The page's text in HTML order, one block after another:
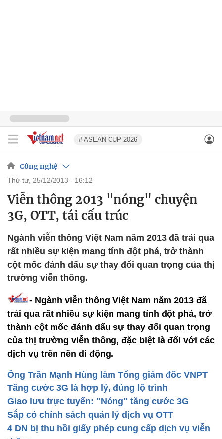
# ASEAN CUP 2026
Công nghệ
thứ tư, 25/12/2013 - 16:12
Viễn thông 2013 "nóng" chuyện
3G, OTT, tái cấu trúc
Ngành viễn thông Việt Nam năm 2013 đã trải qua
rất nhiều sự kiện mang tính đột phá, trở thành
cột mốc đánh dấu sự thay đổi quan trọng của thị
trường viễn thông.
- Ngành viễn thông Việt Nam năm 2013 đã
trải qua rất nhiều sự kiện mang tính đột phá, trở
thành cột mốc đánh dấu sự thay đổi quan trọng
của thị trường viễn thông, đặc biệt là đối với các
dịch vụ trên nền di động.
Ông Trần Mạnh Hùng làm Tổng giám đốc VNPT
Tăng cước 3G là hợp lý, đúng lộ trình
Giao lưu trực tuyến: "Nóng" tăng cước 3G
Sắp có chính sách quản lý dịch vụ OTT
4 DN bị thu hồi giấy phép cung cấp dịch vụ viễn